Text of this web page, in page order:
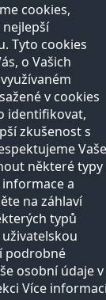
cookies,
Tyto cookies
o Vašich
v cookies
identifikovat,
zkušenost s
Vaše
některé typy
a
na záhlaví
typů
podrobné
osobní údaje v
Více